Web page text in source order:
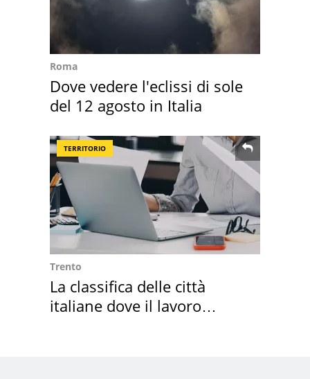
Roma
Dove vedere l'eclissi di sole
del 12 agosto in Italia
TERRITORIO
Trento
La classifica delle città
italiane dove il lavoro